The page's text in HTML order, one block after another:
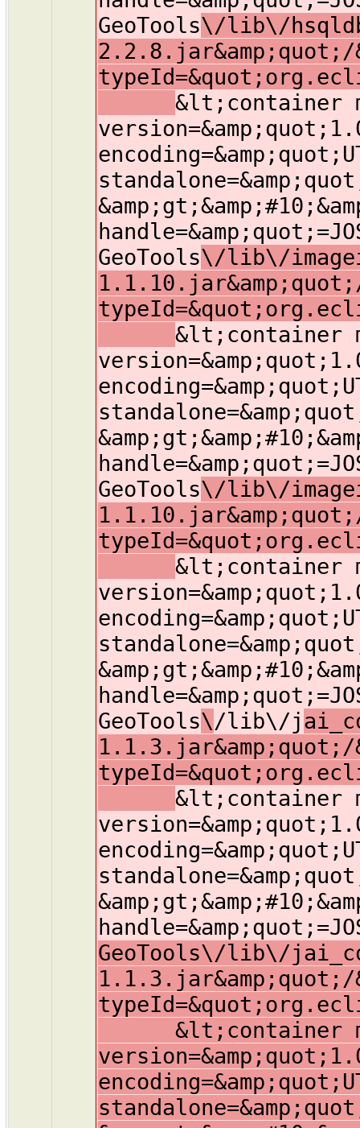
GeoTools\/lib\/
2.2.8.jar&amp;quot;/
&lt;container
GeoTools\/lib\/
&lt;container
GeoTools\/lib\/
&lt;container
GeoTools\/lib\/j
1.1.3.jar&amp;quot;/
&lt;container
GeoTools\/lib\/
1.1.3.jar&amp;quot;/
&lt;container